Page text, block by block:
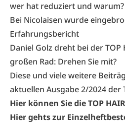
wer hat reduziert und warum?
Bei Nicolaisen wurde
Erfahrungsbericht
Daniel Golz dreht bei der TOP
großen Rad: Drehen Sie mit?
Diese und viele weitere
aktuellen Ausgabe 2/2024 der
Hier können Sie die TOP
Hier gehts zur